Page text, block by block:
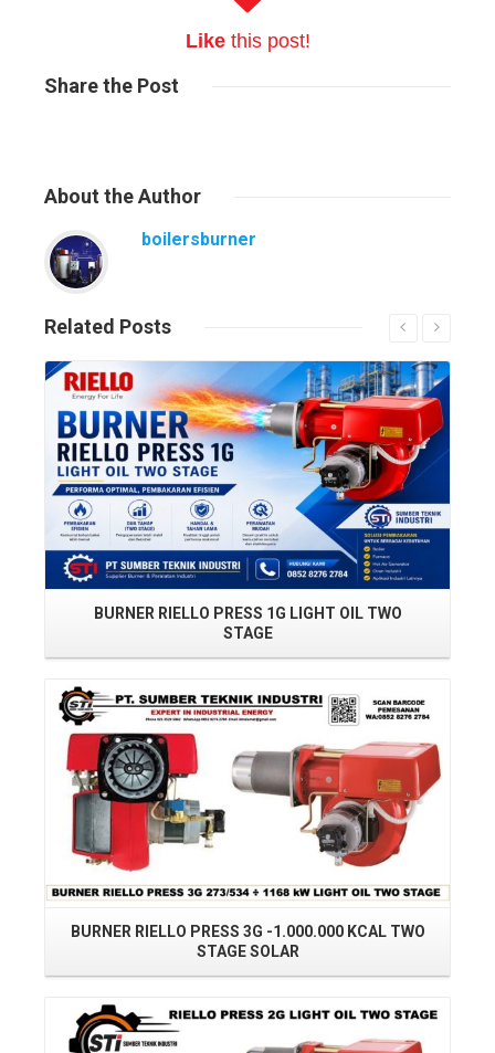
Likethis post!
Sharethe Post
About the Author
boilersburner
Related Posts
BURNER RIELLO PRESS 1G LIGHT OIL TWO
STAGE
BURNER RIELLO PRESS 3G -1.000.000 KCAL TWO
STAGE SOLAR